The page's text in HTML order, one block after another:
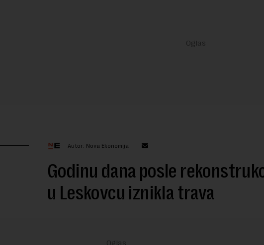
Autor: Nova Ekonomija
Godinu dana posle
u Leskovcu iznikla trava